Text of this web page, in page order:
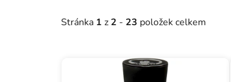
Stránka 1 z 2 - 23 položek celkem
o
d